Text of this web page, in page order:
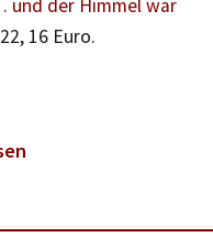
und der Himmel war
16 Euro.